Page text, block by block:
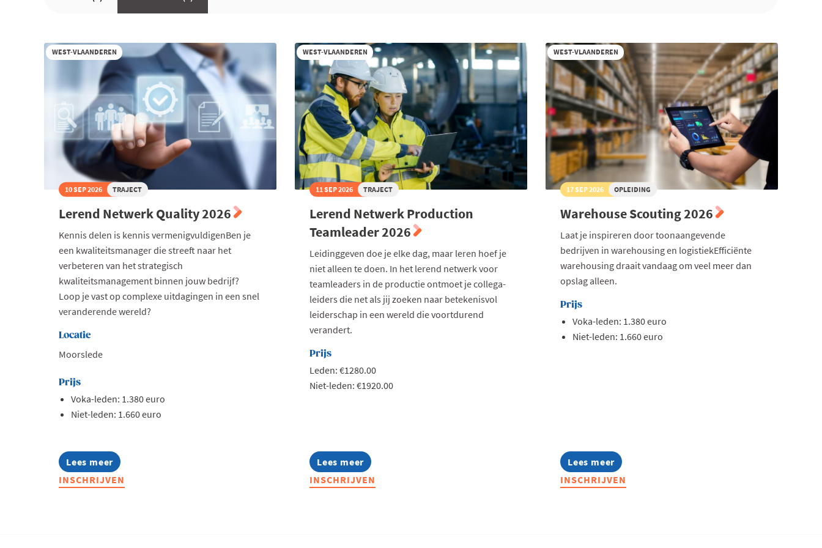
WEST-VLAANDEREN
10 SEP 2026 TRAJECT
Lerend Netwerk Quality 2026
Kennis delen is kennis vermenigvuldigenBen je
een kwaliteitsmanager die streeft naar het
verbeteren van het strategisch
kwaliteitsmanagement binnen jouw bedrijf?
Loop je vast op complexe uitdagingen in een snel
veranderende wereld?
Locatie
Moorslede
Prijs
Voka-leden: 1.380 euro
Niet-leden: 1.660 euro
Lees meer
about
Lerend
Netwerk
INSCHRIJVEN
WEST-VLAANDEREN
11 SEP 2026 TRAJECT
Lerend Netwerk Production
Teamleader 2026
Leidinggeven doe je elke dag, maar leren hoef je
niet alleen te doen. In het lerend netwerk voor
teamleaders in de productie ontmoet je collega-
leiders die net als jij zoeken naar betekenisvol
leiderschap in een wereld die voortdurend
verandert.
Prijs
Leden: €1280.00
Niet-leden: €1920.00
Lees meer
about
Lerend
Netwerk
INSCHRIJVEN
WEST-VLAANDEREN
17 SEP 2026 OPLEIDING
Warehouse Scouting 2026
Laat je inspireren door toonaangevende
bedrijven in warehousing en logistiekEfficiënte
warehousing draait vandaag om veel meer dan
opslag alleen.
Prijs
Voka-leden: 1.380 euro
Niet-leden: 1.660 euro
Lees meer
about
Warehouse
Scouting
INSCHRIJVEN